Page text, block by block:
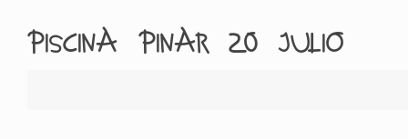
PISCINA PINAR 20 JULIO